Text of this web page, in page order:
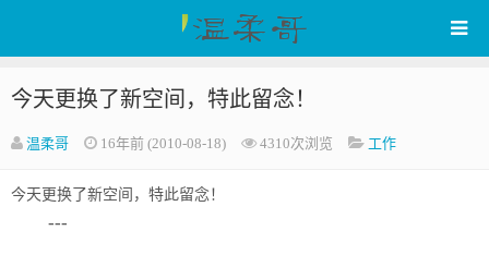
WenRou's Blog
今天更换了新空间，特此留念！
温柔哥 16年前 (2010-08-18) 4310次浏览 工作
今天更换了新空间，特此留念！
---